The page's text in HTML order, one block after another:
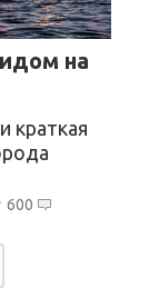
на
краткая
600